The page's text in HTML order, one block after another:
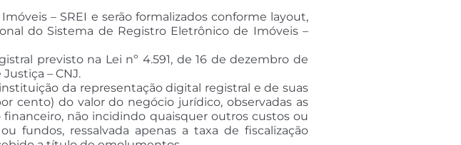
– SREI e serão formalizados conforme layout,
do Sistema de Registro Eletrônico de Imóveis –
previsto na Lei nº 4.591, de 16 de dezembro de
– CNJ.
da representação digital registral e de suas
cento) do valor do negócio jurídico, observadas as
não incidindo quaisquer outros custos ou
fundos, ressalvada apenas a taxa de fiscalização